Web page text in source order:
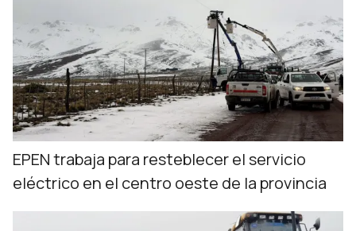
EPEN trabaja para resteblecer el servicio
eléctrico en el centro oeste de la provincia